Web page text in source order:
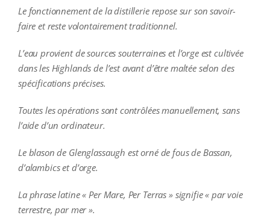
Le fonctionnement de la distillerie repose sur son savoir-
faire et reste volontairement traditionnel.
L’eau provient de sources souterraines et l’orge est cultivée
dans les Highlands de l’est avant d’être maltée selon des
spécifications précises.
Toutes les opérations sont contrôlées manuellement, sans
l’aide d’un ordinateur.
Le blason de Glenglassaugh est orné de fous de Bassan,
d’alambics et d’orge.
La phrase latine « Per Mare, Per Terras » signifie « par voie
terrestre, par mer ».